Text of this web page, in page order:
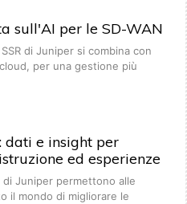
sull'AI per le SD-WAN
di Juniper si combina con
per una gestione più
dati e insight per
ed esperienze
Juniper permettono alle
il mondo di migliorare le